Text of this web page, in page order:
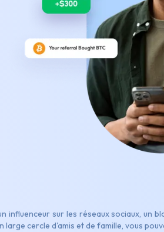
influenceur sur les réseaux sociaux, un
large cercle d'amis et de famille, vous